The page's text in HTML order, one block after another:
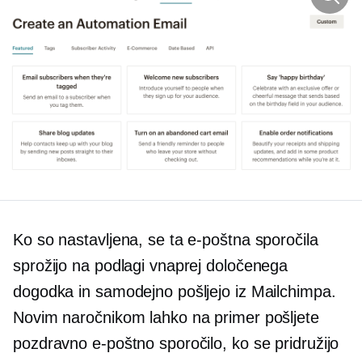
Ko so nastavljena, se ta e-poštna sporočila
sprožijo na podlagi vnaprej določenega
dogodka in samodejno pošljejo iz Mailchimpa.
Novim naročnikom lahko na primer pošljete
pozdravno e-poštno sporočilo, ko se pridružijo